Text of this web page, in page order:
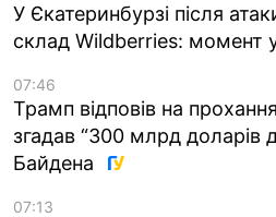
У Єкатеринбурзі після
склад Wildberries: момент
07:46
Трамп відповів на
згадав “300 млрд доларів
Байдена
07:13